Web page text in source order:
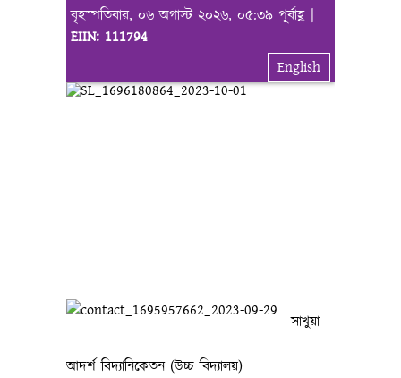
বৃহস্পতিবার, ০৬ অগাস্ট ২০২৬, ০৫:৩৯ পূর্বাহ্ণ |
EIIN: 111794
English
সাখুয়া
আদর্শ বিদ্যানিকেতন (উচ্চ বিদ্যালয়)